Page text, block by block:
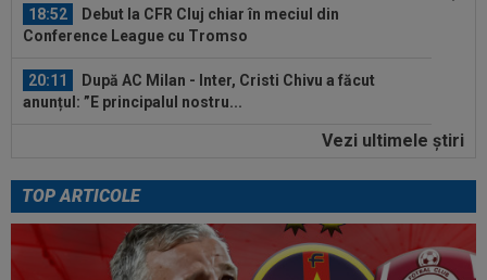
18:52
Debut la CFR Cluj chiar în meciul din
Conference League cu Tromso
20:11
După AC Milan - Inter, Cristi Chivu a făcut
anunțul: ”E principalul nostru...
Pițurcă a răbufnit după ce FCSB a
19:59 LIVE VIDEO&TEXT
CFR Cluj - Tromso 0-3,
DGS 2 | Dahlqvist a majorat diferența! Dezastru în Gruia
Vezi ultimele ştiri
TOP ARTICOLE